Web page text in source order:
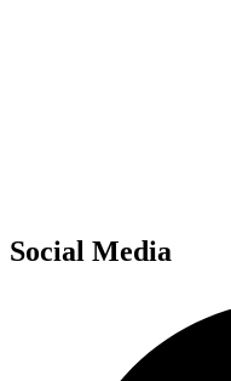
Social Media